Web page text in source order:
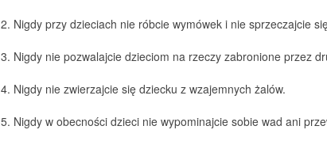
2. Nigdy przy dzieciach nie róbcie wymówek i nie sprzeczajcie
3. Nigdy nie pozwalajcie dzieciom na rzeczy zabronione przez
4. Nigdy nie zwierzajcie się dziecku z wzajemnych żalów.
5. Nigdy w obecności dzieci nie wypominajcie sobie wad ani